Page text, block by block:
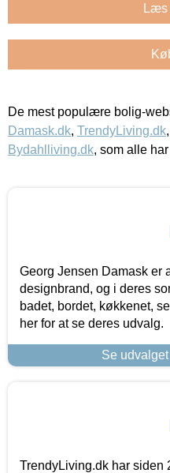
Læs
De mest populære bolig-
Damask.dk, TrendyLiving.dk,
Bydahlliving.dk, som alle
Georg Jensen Damask er
designbrand, og i deres
badet, bordet, køkkenet,
her for at se deres udvalg.
Se
TrendyLiving.dk har siden